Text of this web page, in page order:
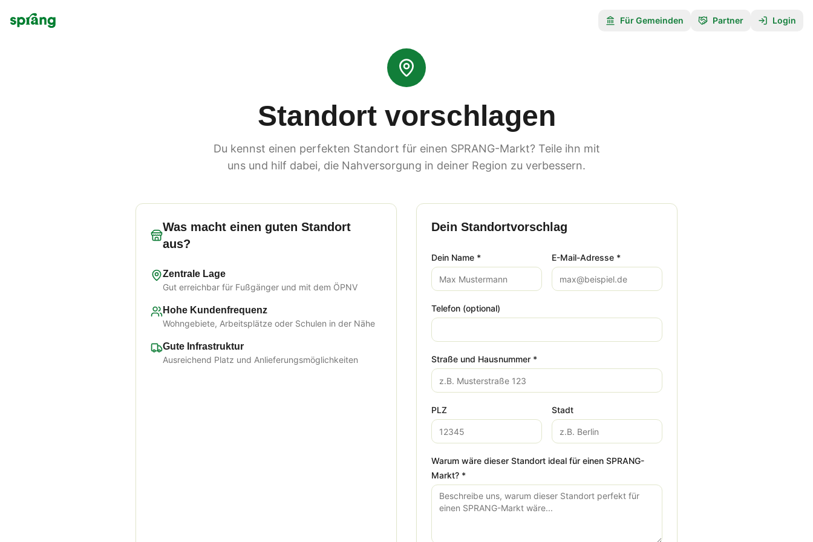
Für Gemeinden Partner Login
Standort vorschlagen
Du kennst einen perfekten Standort für einen SPRANG-Markt? Teile ihn mit
uns und hilf dabei, die Nahversorgung in deiner Region zu verbessern.
Was macht einen guten Standort
aus?
Zentrale Lage
Gut erreichbar für Fußgänger und mit dem ÖPNV
Hohe Kundenfrequenz
Wohngebiete, Arbeitsplätze oder Schulen in der Nähe
Gute Infrastruktur
Ausreichend Platz und Anlieferungsmöglichkeiten
Dein Standortvorschlag
Dein Name * E-Mail-Adresse *
Telefon (optional)
Straße und Hausnummer *
PLZ Stadt
Warum wäre dieser Standort ideal für einen SPRANG-
Markt? *